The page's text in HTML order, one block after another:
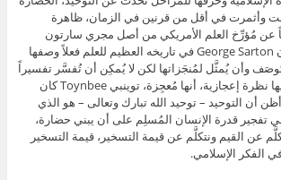
وأثمرت في أقل من قرنين في الزمان، ظاهرة
عن مُؤرِّخ العلم الأمريكي من أصل مجري سارتون
Sarton، جورج سارتون George Sarton في تاريخه العظيم للعلم فعلاً وصفها
وأن يُمثَّل لمُنجَزاتها لكن لا يُمكِن أن تُفسَّر تفسيراً
مفهوماً، أي أنه نظر إليها نظرة إعجازية، أنها مُعجِزة، توينبي Toynbee كان
أن التوحيد – توحيد الله تبارك وتعالى – هو الذي
تفجير قدرة الإنسان المُسلِم على أن يبني حضارة،
عن القيم ونتكلَّم عن قيمة التسخير، قيمة التسخير
الفكر الإسلامي.